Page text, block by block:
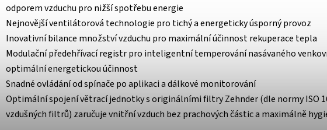
odporem vzduchu pro nižší spotřebu energie
Nejnovější ventilátorová technologie pro tichý a energeticky úsporný provoz
Inovativní bilance množství vzduchu pro maximální účinnost rekuperace tepla
Modulační předehřívací registr pro inteligentní temperování nasávaného
optimální energetickou účinnost
Snadné ovládání od spínače po aplikaci a dálkové monitorování
Optimální spojení větrací jednotky s originálními filtry Zehnder (dle normy ISO
vzdušných filtrů) zaručuje vnitřní vzduch bez prachových částic a maximálně